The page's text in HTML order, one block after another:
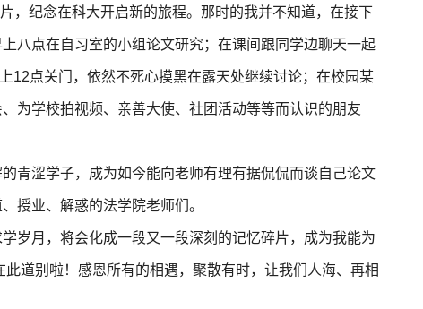
，纪念在科大开启新的旅程。那时的我并不知道，在接下
八点在自习室的小组论文研究；在课间跟同学边聊天一起
12点关门，依然不死心摸黑在露天处继续讨论；在校园某
为学校拍视频、亲善大使、社团活动等等而认识的朋友
青涩学子，成为如今能向老师有理有据侃侃而谈自己论文
授业、解惑的法学院老师们。
岁月，将会化成一段又一段深刻的记忆碎片，成为我能为
道别啦！感恩所有的相遇，聚散有时，让我们人海、再相